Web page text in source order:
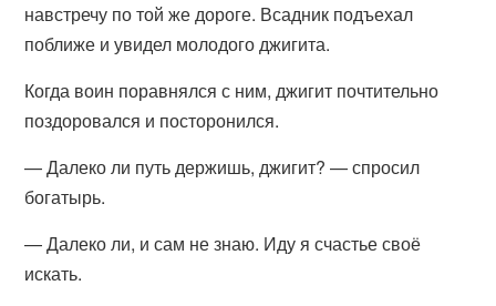
навстречу по той же дороге. Всадник подъехал
поближе и увидел молодого джигита.
Когда воин поравнялся с ним, джигит почтительно
поздоровался и посторонился.
— Далеко ли путь держишь, джигит? — спросил
богатырь.
— Далеко ли, и сам не знаю. Иду я счастье своё
искать.